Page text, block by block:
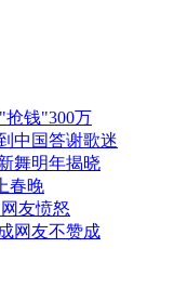
载"十不拉"
意外失右眼
钱"300万
中国答谢歌迷
舞明年揭晓
春晚
友愤怒
网友不赞成